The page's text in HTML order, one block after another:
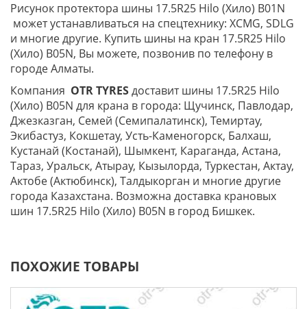
Рисунок протектора шины 17.5R25 Hilo (Хило) B01N
может устанавливаться на спецтехнику: XCMG, SDLG
и многие другие. Купить шины на кран 17.5R25 Hilo
(Хило) B05N, Вы можете, позвонив по телефону в
городе Алматы.
Компания OTR TYRESдоставит шины 17.5R25 Hilo
(Хило) B05N для крана в города: Щучинск, Павлодар,
Джезказган, Семей (Семипалатинск), Темиртау,
Экибастуз, Кокшетау, Усть-Каменогорск, Балхаш,
Кустанай (Костанай), Шымкент, Караганда, Астана,
Тараз, Уральск, Атырау, Кызылорда, Туркестан, Актау,
Актобе (Актюбинск), Талдыкорган и многие другие
города Казахстана. Возможна доставка крановых
шин 17.5R25 Hilo (Хило) B05N в город Бишкек.
ПОХОЖИЕ ТОВАРЫ